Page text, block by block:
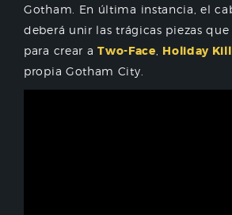
Gotham. En última instancia, el
deberá unir las trágicas piezas
para crear aTwo-Face Holiday
propia Gotham City.